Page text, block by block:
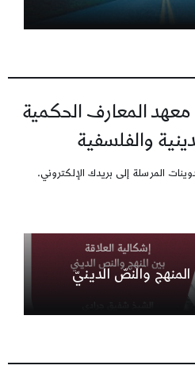
المعارف الحكمية
والفلسفية
المرسلة إلى بريدك الإلكتروني.
والنصّ الدينيّ